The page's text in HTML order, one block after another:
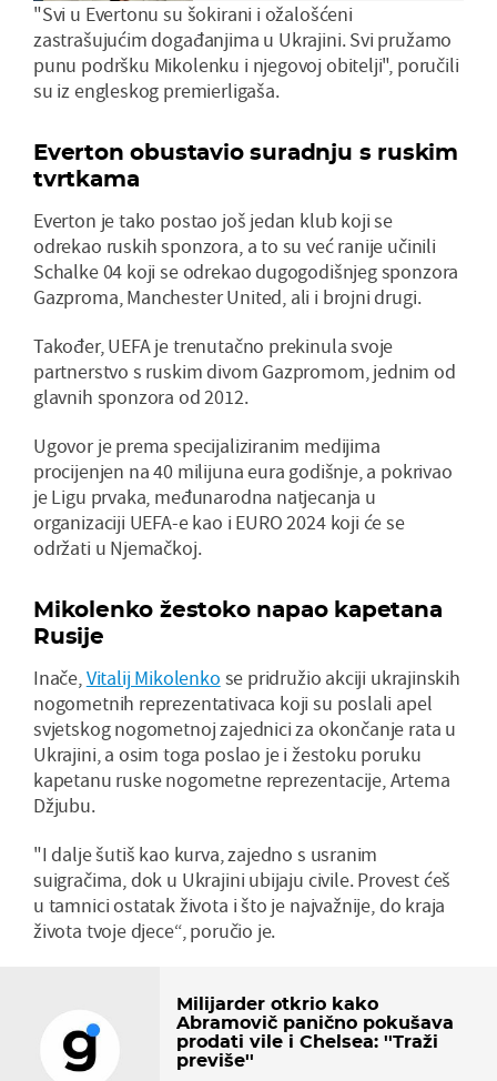
"Svi u Evertonu su šokirani i ožalošćeni
zastrašujućim događanjima u Ukrajini. Svi pružamo
punu podršku Mikolenku i njegovoj obitelji", poručili
su iz engleskog premierligaša.
Everton obustavio suradnju s ruskim
tvrtkama
Everton je tako postao još jedan klub koji se
odrekao ruskih sponzora, a to su već ranije učinili
Schalke 04 koji se odrekao dugogodišnjeg sponzora
Gazproma, Manchester United, ali i brojni drugi.
Također, UEFA je trenutačno prekinula svoje
partnerstvo s ruskim divom Gazpromom, jednim od
glavnih sponzora od 2012.
Ugovor je prema specijaliziranim medijima
procijenjen na 40 milijuna eura godišnje, a pokrivao
je Ligu prvaka, međunarodna natjecanja u
organizaciji UEFA-e kao i EURO 2024 koji će se
održati u Njemačkoj.
Mikolenko žestoko napao kapetana
Rusije
Inače,Vitalij Mikolenko se pridružio akciji ukrajinskih
nogometnih reprezentativaca koji su poslali apel
svjetskog nogometnoj zajednici za okončanje rata u
Ukrajini, a osim toga poslao je i žestoku poruku
kapetanu ruske nogometne reprezentacije, Artema
Džjubu.
"I dalje šutiš kao kurva, zajedno s usranim
suigračima, dok u Ukrajini ubijaju civile. Provest ćeš
u tamnici ostatak života i što je najvažnije, do kraja
života tvoje djece“, poručio je.
Milijarder otkrio kako
Abramovič panično pokušava
prodati vile i Chelsea: ''Traži
previše''